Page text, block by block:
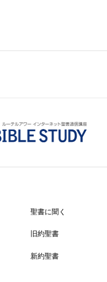
聖書に聞く
旧約聖書
新約聖書